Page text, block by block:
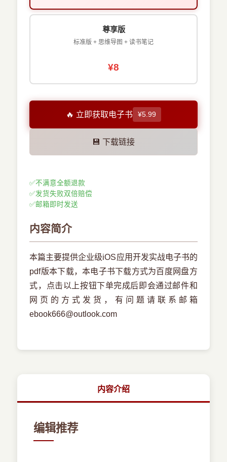
尊享版
标准版 + 思维导图 + 读书笔记
¥8
🔥 立即获取电子书 ¥5.99
💾 下载链接
✅不满意全额退款
✅发货失败双倍赔偿
✅邮箱即时发送
内容简介
本篇主要提供企业级iOS应用开发实战电子书的
pdf版本下载，本电子书下载方式为百度网盘方
式，点击以上按钮下单完成后即会通过邮件和
网页的方式发货，有问题请联系邮箱
ebook666@outlook.com
内容介绍
编辑推荐